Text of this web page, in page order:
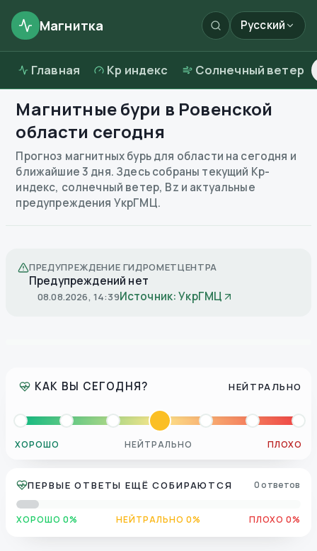
Магнитка Русский
Главная Kp индекс Солнечный ветер
Магнитные бури в Ровенской
области сегодня
Прогноз магнитных бурь для области на сегодня и
ближайшие 3 дня. Здесь собраны текущий Kp-
индекс, солнечный ветер, Bz и актуальные
предупреждения УкрГМЦ.
ПРЕДУПРЕЖДЕНИЕ ГИДРОМЕТЦЕНТРА
Предупреждений нет
08.08.2026, 14:39Источник: УкрГМЦ
КАК ВЫ СЕГОДНЯ? НЕЙТРАЛЬНО
ХОРОШО НЕЙТРАЛЬНО ПЛОХО
ПЕРВЫЕ ОТВЕТЫ ЕЩЁ СОБИРАЮТСЯ 0 ответов
ХОРОШО 0% НЕЙТРАЛЬНО 0% ПЛОХО 0%